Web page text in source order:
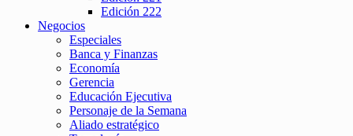
Edición 222
Negocios
Especiales
Banca y Finanzas
Economía
Gerencia
Educación Ejecutiva
Personaje de la Semana
Aliado estratégico